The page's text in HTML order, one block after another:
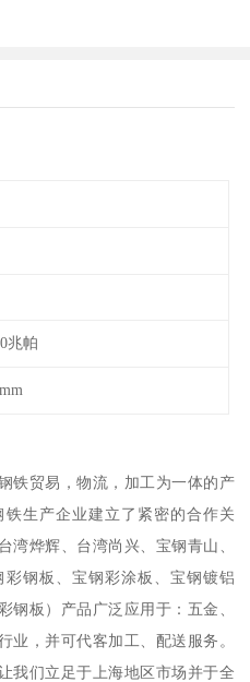
兆帕
铁贸易，物流，加工为一体的产
生产企业建立了紧密的合作关
湾烨辉、台湾尚兴、宝钢青山、
钢板、宝钢彩涂板、宝钢镀铝
钢板）产品广泛应用于：五金、
业，并可代客加工、配送服务。
我们立足于上海地区市场并于全